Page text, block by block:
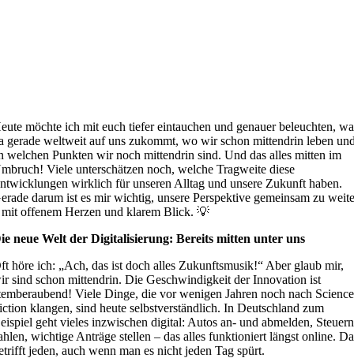
möchte ich mit euch tiefer eintauchen und genauer beleuchten,
gerade weltweit auf uns zukommt, wo wir schon mittendrin leben
welchen Punkten wir noch mittendrin sind. Und das alles mitten im
Viele unterschätzen noch, welche Tragweite diese
wirklich für unseren Alltag und unsere Zukunft haben.
darum ist es mir wichtig, unsere Perspektive gemeinsam zu
offenem Herzen und klarem Blick. 💡
neue Welt der Digitalisierung: Bereits mitten unter uns
höre ich: „Ach, das ist doch alles Zukunftsmusik!“ Aber glaub mir,
sind schon mittendrin. Die Geschwindigkeit der Innovation ist
Viele Dinge, die vor wenigen Jahren noch nach Science
klangen, sind heute selbstverständlich. In Deutschland zum
geht vieles inzwischen digital: Autos an- und abmelden, Steuern
wichtige Anträge stellen – das alles funktioniert längst online.
jeden, auch wenn man es nicht jeden Tag spürt.